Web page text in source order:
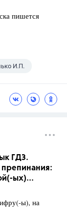
пишется
И.П.
ГДЗ.
препинания:
ых)...
ы), на